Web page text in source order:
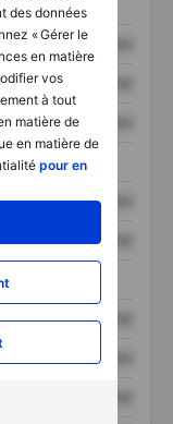
des données
« Gérer le
en matière
vos
à tout
matière de
en matière de
pour en
XXXXXXX
XXXXXXX
XXXXXXX
XXXXXXX
XXXXXXX
XXXXXXX